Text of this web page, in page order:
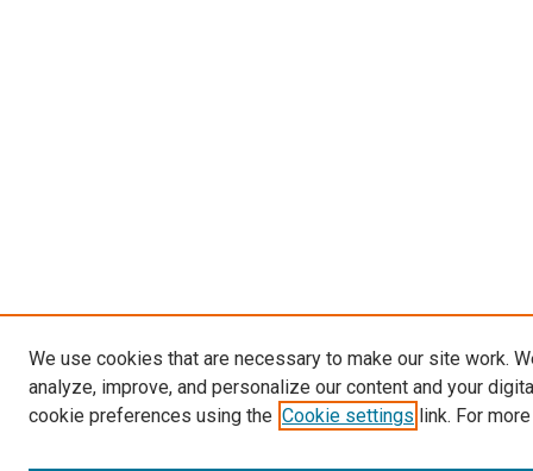
We use cookies that are necessary to make our site work.
analyze, improve, and personalize our content and your
cookie preferences using the Cookie settings link. For